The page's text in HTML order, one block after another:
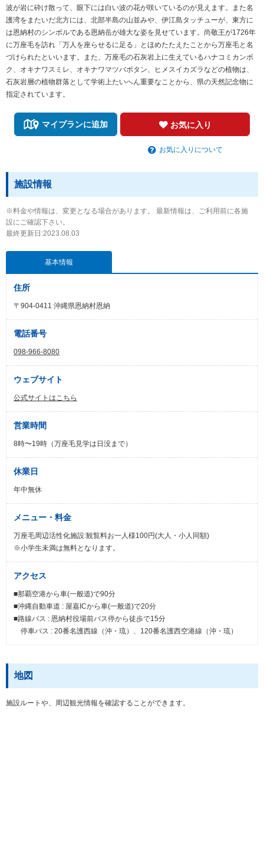
波が岩に砕け散って、眼下には白い波の花が咲いているのが見えます。また名
護湾をまたいだ北方には、北部半島の山並みや、伊江島タッチューが、東方に
は恩納村のシンボルである恩納岳が雄大な姿を見せています。尚敬王が1726年
に万座毛を訪れ「万人を座らせるに足る」とほめたたえたことから万座毛と名
づけられたといいます。また、万座毛の石灰岩上に生えているハナコミカンボ
ク、オキナワスミレ、オキナワマツバボタン、ヒメスイカズラなどの植物は、
石灰岩層の植物群落として学術上たいへん重要なことから、県の天然記念物に
指定されています。
マイプランに追加 お気に入り
お気に入りについて
施設情報
※料金や情報は、変更となる場合があります。 最新情報は、ご利用前に各施
設にご確認下さい。
最終更新日:2023.08.03
基本情報
住所
〒904-0411 沖縄県恩納村恩納
電話番号
098-966-8080
ウェブサイト
公式サイトはこちら
営業時間
8時〜19時（万座毛見学は日没まで）
休業日
年中無休
メニュー・料金
万座毛周辺活性化施設:観覧料お一人様100円(大人・小人同額)
※小学生未満は無料となります。
アクセス
■那覇空港から車(一般道)で90分
■沖縄自動車道 : 屋嘉ICから車(一般道)で20分
■路線バス : 恩納村役場前バス停から徒歩で15分
停車バス : 20番名護西線（沖・琉）、120番名護西空港線（沖・琉）
地図
施設ルートや、周辺観光情報を確認することができます。